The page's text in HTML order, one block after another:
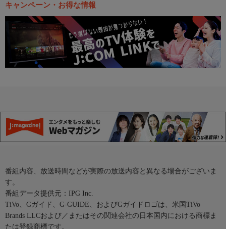
キャンペーン・お得な情報
番組内容、放送時間などが実際の放送内容と異なる場合がございま
す。
番組データ提供元：IPG Inc.
TiVo、Gガイド、G-GUIDE、およびGガイドロゴは、米国TiVo
Brands LLCおよび／またはその関連会社の日本国内における商標ま
たは登録商標です。